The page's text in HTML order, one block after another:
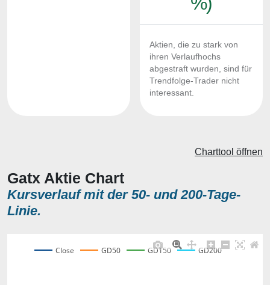
Aktien, die zu stark von
ihren Verlaufhochs
abgestraft wurden, sind für
Trendfolge-Trader nicht
interessant.
Gatx Aktie Chart
Kursverlauf mit der 50- und 200-Tage-
Linie.
Charttool öffnen
Close GD50 GD150 GD200